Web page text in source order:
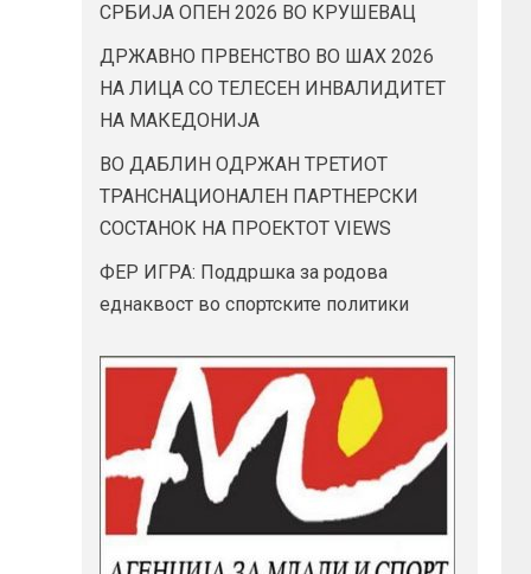
СРБИЈА ОПЕН 2026 ВО КРУШЕВАЦ
ДРЖАВНО ПРВЕНСТВО ВО ШАХ 2026
НА ЛИЦА СО ТЕЛЕСЕН ИНВАЛИДИТЕТ
НА МАКЕДОНИЈА
ВО ДАБЛИН ОДРЖАН ТРЕТИОТ
ТРАНСНАЦИОНАЛЕН ПАРТНЕРСКИ
СОСТАНОК НА ПРОЕКТОТ VIEWS
ФЕР ИГРА: Поддршка за родова
еднаквост во спортските политики